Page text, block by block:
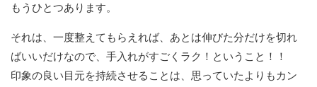
もうひとつあります。
それは、一度整えてもらえれば、あとは伸びた分だけを切れ
ばいいだけなので、手入れがすごくラク！ということ！！
印象の良い目元を持続させることは、思っていたよりもカン